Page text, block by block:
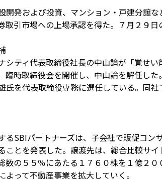
開発および投資、マンション・戸建分譲
取引市場への上場承認を得た。７月２９日
シティ代表取締役社長の中山論が「覚せい
臨時取締役会を開催し、中山論を解任し
氏を代表取締役専務に選任している。同
るSBIパートナーズは、子会社で販促コン
ことを発表した。譲渡先は、総合比較サ
数の５５％にあたる１７６０株を１億２
よって不動産事業を拡大していく。